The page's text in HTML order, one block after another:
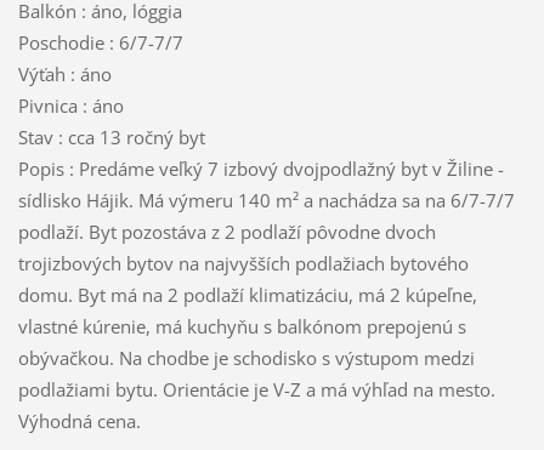
Balkón : áno, lóggia
Poschodie : 6/7-7/7
Výťah : áno
Pivnica : áno
Stav : cca 13 ročný byt
Popis : Predáme veľký 7 izbový dvojpodlažný byt v Žiline -
sídlisko Hájik. Má výmeru 140 m² a nachádza sa na 6/7-7/7
podlaží. Byt pozostáva z 2 podlaží pôvodne dvoch
trojizbových bytov na najvyšších podlažiach bytového
domu. Byt má na 2 podlaží klimatizáciu, má 2 kúpeľne,
vlastné kúrenie, má kuchyňu s balkónom prepojenú s
obývačkou. Na chodbe je schodisko s výstupom medzi
podlažiami bytu. Orientácie je V-Z a má výhľad na mesto.
Výhodná cena.